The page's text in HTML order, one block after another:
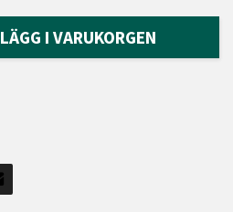
LÄGG I VARUKORGEN